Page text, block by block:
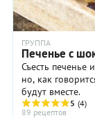
ГРУППА
Печенье с
Съесть
но, как
будут вместе.
5 (4)
89 рецептов